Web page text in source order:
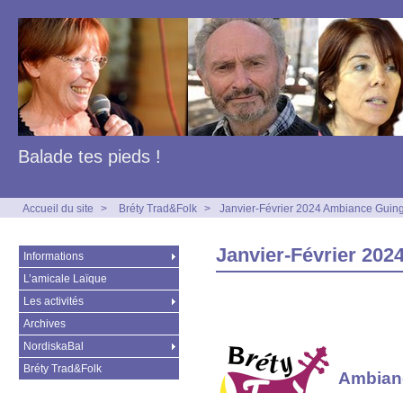
Balade tes pieds !
Accueil du site > Bréty Trad&Folk > Janvier-Février 2024 Ambiance
Janvier-Février
Informations
L’amicale Laïque
Les activités
Archives
NordiskaBal
Bréty Trad&Folk